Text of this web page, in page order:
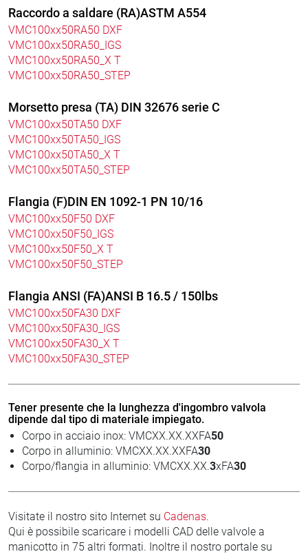
Raccordo a saldare (RA)ASTM A554
VMC100xx50RA50 DXF
VMC100xx50RA50_IGS
VMC100xx50RA50_X T
VMC100xx50RA50_STEP
Morsetto presa (TA) DIN 32676 serie C
VMC100xx50TA50 DXF
VMC100xx50TA50_IGS
VMC100xx50TA50_X T
VMC100xx50TA50_STEP
Flangia (F)DIN EN 1092-1 PN 10/16
VMC100xx50F50 DXF
VMC100xx50F50_IGS
VMC100xx50F50_X T
VMC100xx50F50_STEP
Flangia ANSI (FA)ANSI B 16.5 / 150lbs
VMC100xx50FA30 DXF
VMC100xx50FA30_IGS
VMC100xx50FA30_X T
VMC100xx50FA30_STEP
Tener presente che la lunghezza d'ingombro valvola
dipende dal tipo di materiale impiegato.
Corpo in acciaio inox: VMCXX.XX.XXFA50
Corpo in alluminio: VMCXX.XX.XXFA30
Corpo/flangia in alluminio: VMCXX.XX.3xFA30
Visitate il nostro sito Internet su Cadenas.
Qui è possibile scaricare i modelli CAD delle valvole a
manicotto in 75 altri formati. Inoltre il nostro portale su